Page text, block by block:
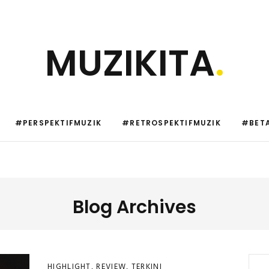
MUZIKITA.
#PERSPEKTIFMUZIK #RETROSPEKTIFMUZIK
Blog Archives